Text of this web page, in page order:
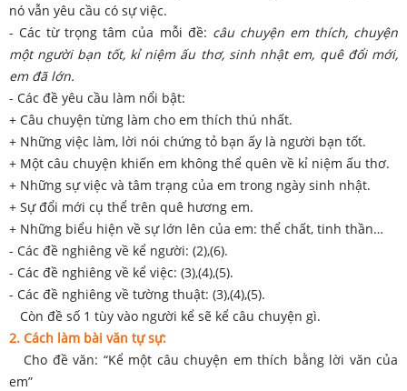
nó vẫn yêu cầu có sự việc.
- Các từ trọng tâm của mỗi đề: câu chuyện em thích, chuyện
một người bạn tốt, kỉ niệm ấu thơ, sinh nhật em, quê đổi mới,
em đã lớn.
- Các đề yêu cầu làm nổi bật:
+ Câu chuyện từng làm cho em thích thú nhất.
+ Những việc làm, lời nói chứng tỏ bạn ấy là người bạn tốt.
+ Một câu chuyện khiến em không thể quên về kỉ niệm ấu thơ.
+ Những sự việc và tâm trạng của em trong ngày sinh nhật.
+ Sự đổi mới cụ thể trên quê hương em.
+ Những biểu hiện về sự lớn lên của em: thể chất, tinh thần…
- Các đề nghiêng về kể người: (2),(6).
- Các đề nghiêng về kể việc: (3),(4),(5).
- Các đề nghiêng về tường thuật: (3),(4),(5).
Còn đề số 1 tùy vào người kể sẽ kể câu chuyện gì.
2. Cách làm bài văn tự sự:
Cho đề văn: “Kể một câu chuyện em thích bằng lời văn của
em”